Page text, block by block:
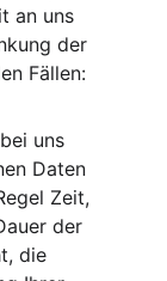
an uns
der
Fällen:
uns
Daten
Zeit,
der
die